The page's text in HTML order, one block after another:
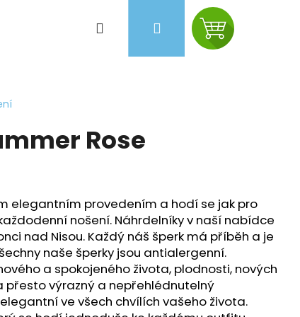
PřihlášeníNákupní
Rose
elegantním provedením a hodí se jak pro
nošení. Náhrdelníky v naší nabídce
nad Nisou. Každý náš šperk má příběh a je
naše šperky jsou antialergenní.
a spokojeného života, plodnosti, nových
přesto výrazný a nepřehlédnutelný
ve všech chvílích vašeho života.
Následující